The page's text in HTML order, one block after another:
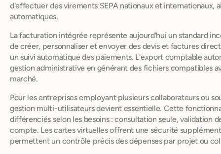
d'effectuer des virements SEPA nationaux et internationaux,
automatiques.
La facturation intégrée représente aujourd'hui un standard
de créer, personnaliser et envoyer des devis et factures
un suivi automatique des paiements. L'export comptable
gestion administrative en générant des fichiers compatibles
marché.
Pour les entreprises employant plusieurs collaborateurs ou
gestion multi-utilisateurs devient essentielle. Cette
différenciés selon les besoins : consultation seule, validation
compte. Les cartes virtuelles offrent une sécurité
permettent un contrôle précis des dépenses par projet ou